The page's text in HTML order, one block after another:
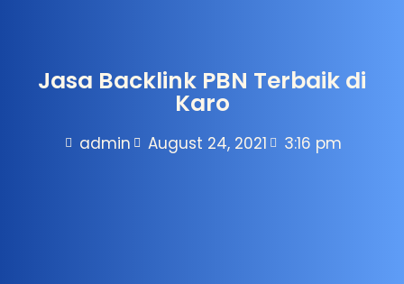
Jasa Backlink PBN Terbaik di
Karo
admin August 24, 2021 3:16 pm